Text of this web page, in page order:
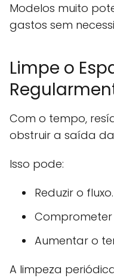
Modelos muito
gastos sem
Limpe o
Com o tempo,
obstruir a saída
Isso pode:
Reduzir o fluxo.
Aumentar o
A limpeza